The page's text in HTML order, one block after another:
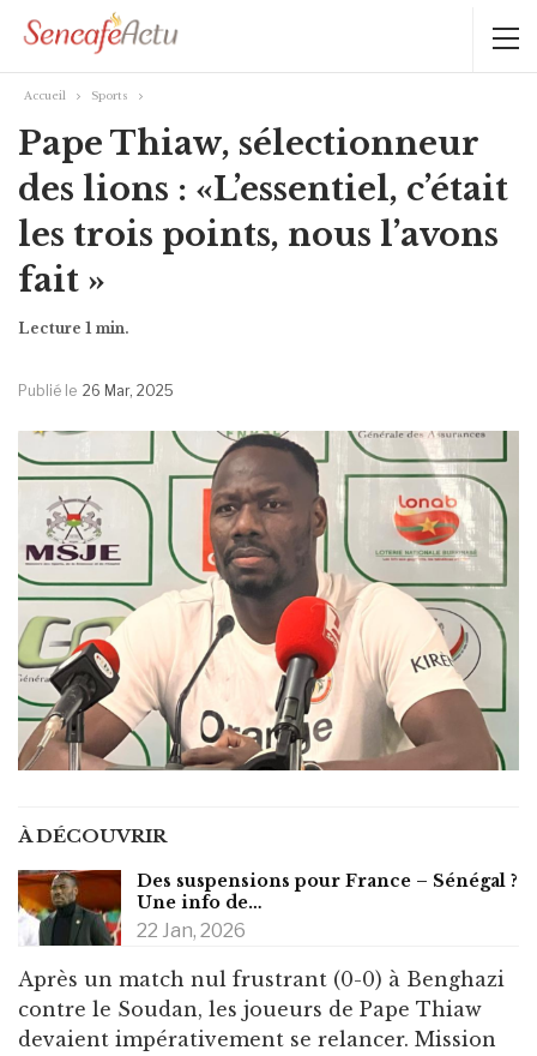
Accueil Sports
Pape Thiaw, sélectionneur
des lions : «L’essentiel, c’était
les trois points, nous l’avons
fait »
Publié le 26 Mar, 2025
À DÉCOUVRIR
Des suspensions pour France – Sénégal ?
Une info de…
22 Jan, 2026
Après un match nul frustrant (0-0) à Benghazi
contre le Soudan, les joueurs de Pape Thiaw
devaient impérativement se relancer. Mission